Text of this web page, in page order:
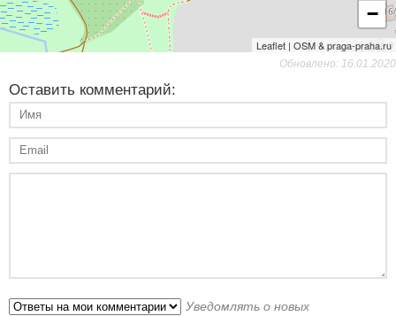
−
Leaflet | OSM & praga-praha.ru
Обновлено: 16.01.2020
Оставить комментарий:
Уведомлять о новых